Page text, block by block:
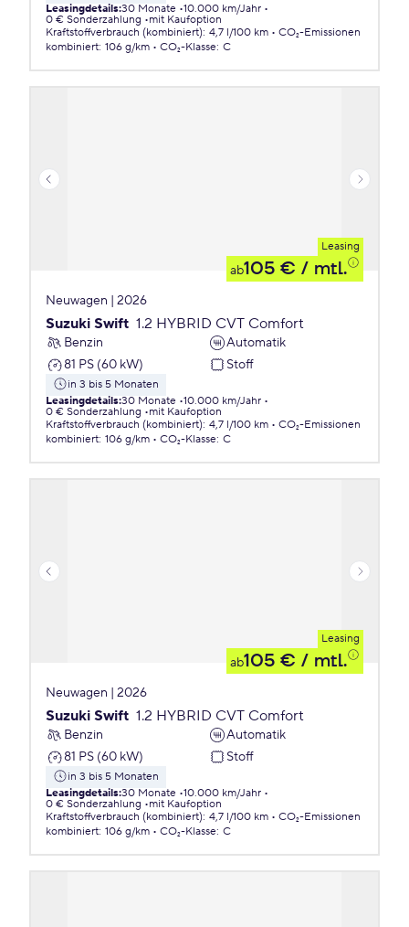
Leasingdetails:30 Monate 10.000 km/Jahr
0 € Sonderzahlung
mit Kaufoption
Kraftstoffverbrauch (kombiniert): 4,7 l/100 km
CO₂-Emissionen
kombiniert: 106 g/km CO₂-Klasse: C
Leasing
ab105 € / mtl.
Neuwagen | 2026
Suzuki Swift 1.2 HYBRID CVT Comfort
Benzin
Automatik
81 PS (60 kW)
Stoff
in 3 bis 5 Monaten
Leasingdetails:30 Monate 10.000 km/Jahr
0 € Sonderzahlung
mit Kaufoption
Kraftstoffverbrauch (kombiniert): 4,7 l/100 km
CO₂-Emissionen
kombiniert: 106 g/km CO₂-Klasse: C
Leasing
ab105 € / mtl.
Neuwagen | 2026
Suzuki Swift 1.2 HYBRID CVT Comfort
Benzin
Automatik
81 PS (60 kW)
Stoff
in 3 bis 5 Monaten
Leasingdetails:30 Monate 10.000 km/Jahr
0 € Sonderzahlung
mit Kaufoption
Kraftstoffverbrauch (kombiniert): 4,7 l/100 km
CO₂-Emissionen
kombiniert: 106 g/km CO₂-Klasse: C